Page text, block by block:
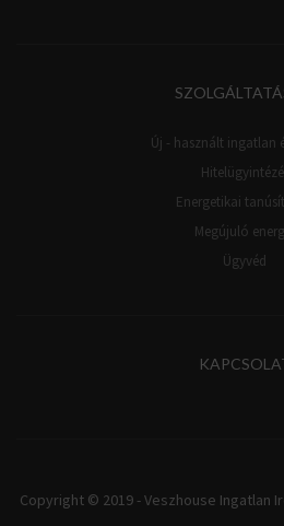
Új - használt ingatlan
Energetikai
Megújuló
Ügyvéd
Copyright © 2019 - Veszhouse Ingatlan